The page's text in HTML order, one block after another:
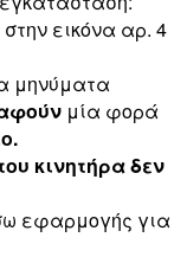
εικόνα αρ. 4
μηνύματα
μία φορά
κινητήρα δεν
εφαρμογής για